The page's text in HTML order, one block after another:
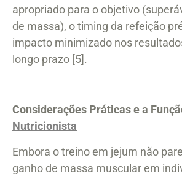
apropriado para o objetivo
de massa), o timing da refeição
impacto minimizado nos
longo prazo [5].
Considerações Práticas e a
Nutricionista
Embora o treino em jejum não
ganho de massa muscular em